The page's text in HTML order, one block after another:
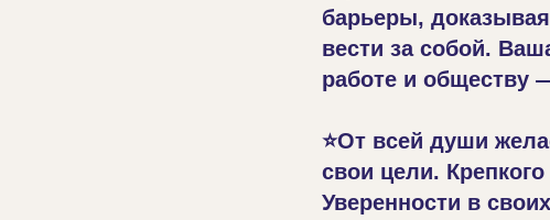
барьеры,
вести за собой.
работе и обществу
⭐От всей души
свои цели.
Уверенности в